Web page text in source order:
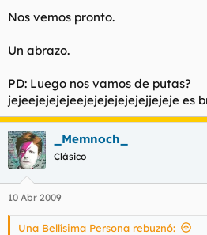
Nos vemos pronto.
Un abrazo.
PD: Luego nos vamos de putas?
jejeejejejejeejejejejejejejjejeje es
_Memnoch_
Clásico
10 Abr 2009
Una Bellísima Persona rebuznó: